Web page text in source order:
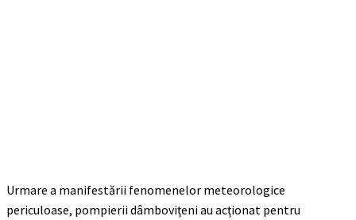
Urmare a manifestării fenomenelor meteorologice
periculoase, pompierii dâmbovițeni au acționat pentru